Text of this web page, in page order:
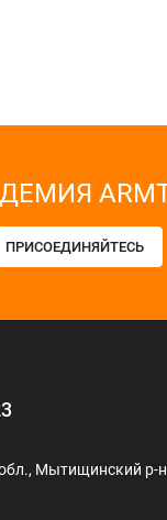
ПРИСОЕДИНЯЙТЕСЬ
Мытищинский р-